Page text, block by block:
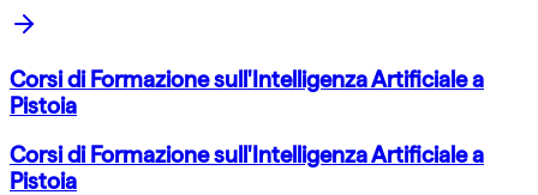
Corsi di Formazione sull'Intelligenza Artificiale a
Pistoia
Corsi di Formazione sull'Intelligenza Artificiale a
Pistoia